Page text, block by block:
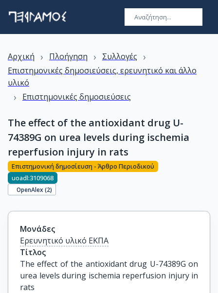
Αρχική › Πλοήγηση › Συλλογές ›
Επιστημονικές δημοσιεύσεις, ερευνητικό και άλλο
υλικό
› Επιστημονικές δημοσιεύσεις
The effect of the antioxidant drug U-
74389G on urea levels during ischemia
reperfusion injury in rats
Επιστημονική δημοσίευση - Άρθρο Περιοδικού
uoadl:3109068
OpenAlex (2)
Μονάδες
Ερευνητικό υλικό ΕΚΠΑ
Τίτλος
The effect of the antioxidant drug U-74389G on
urea levels during ischemia reperfusion injury in
rats